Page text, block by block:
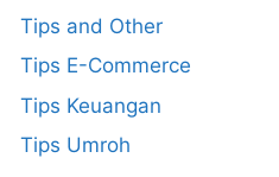
Tips and Other
Tips E-Commerce
Tips Keuangan
Tips Umroh